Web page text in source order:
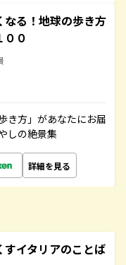
なる！地球の歩き方
００
き方」があなたにお届
しの絶景集
詳細を見る
イタリアのことば